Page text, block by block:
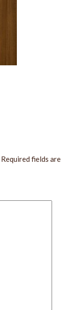
Required fields are